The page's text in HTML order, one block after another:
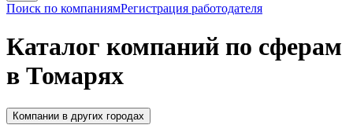
Поиск по компаниямРегистрация работодателя
Каталог компаний по сферам
в Томарях
Компании в других городах